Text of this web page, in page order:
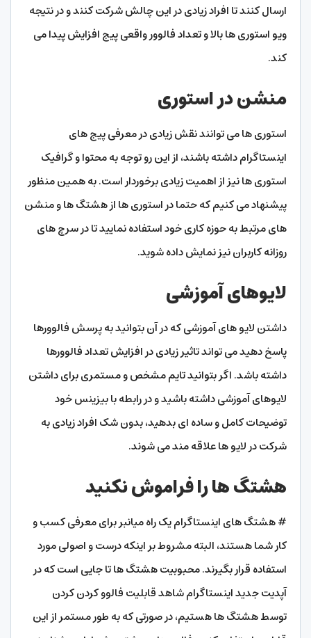
ارسال کنند تا افراد زیادی در این چالش شرکت کنند و در نتیجه
ویو استوری ها بالا و تعداد فالوور واقعی پیج افزایش پیدا می
کند.
منشن در استوری
استوری ها می توانند نقش زیادی در معرفی پیج های
اینستاگرام داشته باشند، از این رو توجه به محتوا و گرافیک
استوری ها نیز از اهمیت زیادی برخوردار است. به همین منظور
پیشنهاد می کنیم که حتما در استوری ها از هشتگ ها و منشن
های مرتبط به حوزه کاری خود استفاده نمایید تا در سرچ های
روزانه کاربران نیز نمایش داده شوید.
لایوهای آموزشی
داشتن لایو های آموزشی که در آن بتوانید به پرسش فالوورها
پاسخ دهید می تواند تاثیر زیادی در افزایش تعداد فالوورها
داشته باشد. اگر بتوانید تایم مشخص و مستمری برای داشتن
لایوهای آموزشی داشته باشید و در رابطه با بیزینس خود
توضیحات کامل و ساده ای بدهید، بدون شک افراد زیادی به
شرکت در لایو ها علاقه مند می شوند.
هشتگ ها را فراموش نکنید
# هشتگ های اینستاگرام یک راه میانبر برای معرفی کسب و
کار شما هستند، البته مشروط بر اینکه درست و اصولی مورد
استفاده قرار بگیرند. محبوبیت هشتگ ها تا جایی است که در
آپدیت جدید اینستاگرام شاهد قابلیت فالوو کردن کردن
توسط هشتگ ها هستیم، در صورتی که به طور مستمر از این